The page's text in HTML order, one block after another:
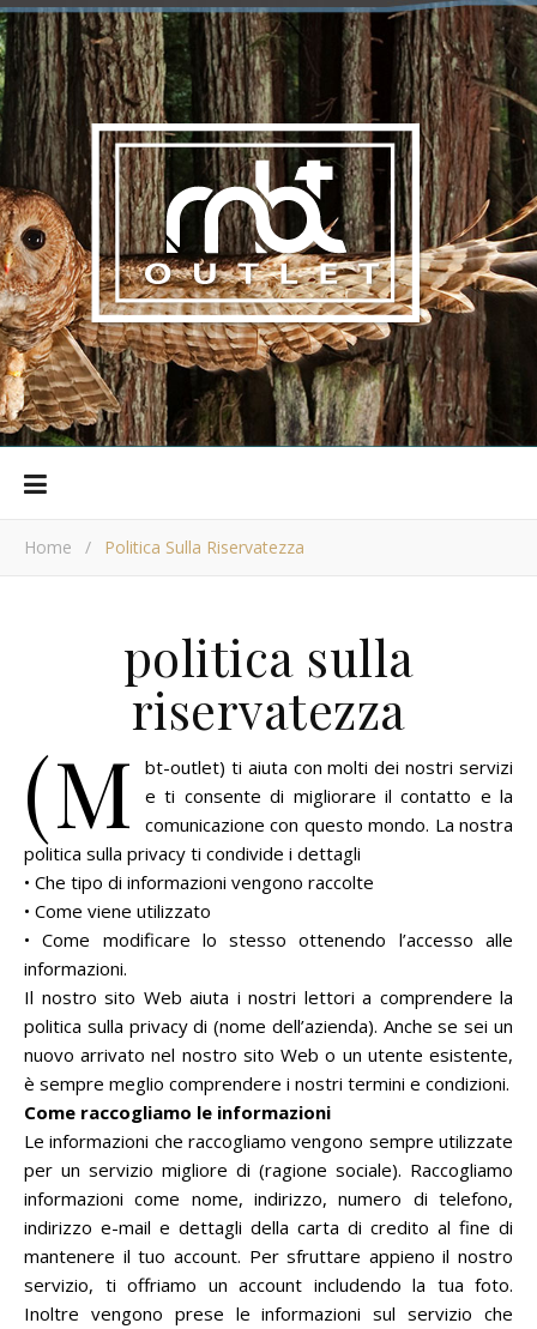
Home / Politica Sulla Riservatezza
politica sulla
riservatezza
(M
bt-outlet) ti aiuta con molti dei nostri servizi
e ti consente di migliorare il contatto e la
comunicazione con questo mondo. La nostra
politica sulla privacy ti condivide i dettagli
• Che tipo di informazioni vengono raccolte
• Come viene utilizzato
• Come modificare lo stesso ottenendo l’accesso alle
informazioni.
Il nostro sito Web aiuta i nostri lettori a comprendere la
politica sulla privacy di (nome dell’azienda). Anche se sei un
nuovo arrivato nel nostro sito Web o un utente esistente,
è sempre meglio comprendere i nostri termini e condizioni.
Come raccogliamo le informazioni
Le informazioni che raccogliamo vengono sempre utilizzate
per un servizio migliore di (ragione sociale). Raccogliamo
informazioni come nome, indirizzo, numero di telefono,
indirizzo e-mail e dettagli della carta di credito al fine di
mantenere il tuo account. Per sfruttare appieno il nostro
servizio, ti offriamo un account includendo la tua foto.
Inoltre vengono prese le informazioni sul servizio che